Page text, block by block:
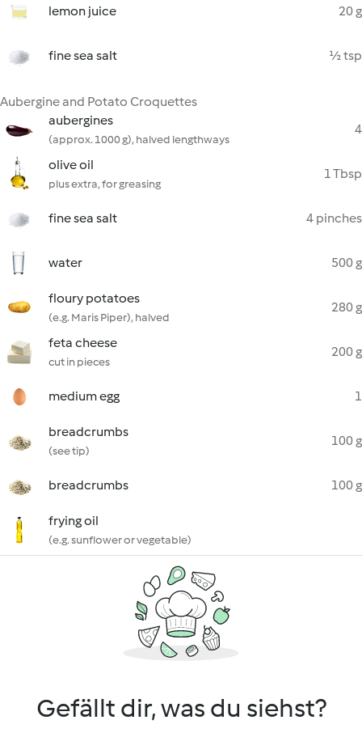
lemon juice 20 g
fine sea salt ½ tsp
Aubergine and Potato Croquettes
aubergines
(approx. 1000 g), halved lengthways
4
olive oil
plus extra, for greasing
1 Tbsp
fine sea salt 4 pinches
water 500 g
floury potatoes
(e.g. Maris Piper), halved
280 g
feta cheese
cut in pieces
200 g
medium egg 1
breadcrumbs
(see tip)
100 g
breadcrumbs 100 g
frying oil
(e.g. sunflower or vegetable)
Gefällt dir, was du siehst?